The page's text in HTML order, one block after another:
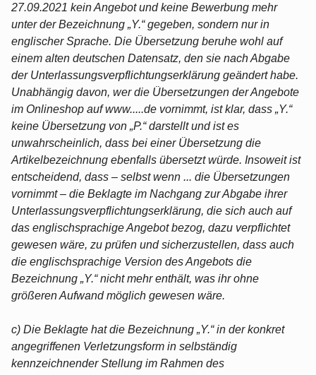
27.09.2021 kein Angebot und keine Bewerbung mehr
unter der Bezeichnung „Y.“ gegeben, sondern nur in
englischer Sprache. Die Übersetzung beruhe wohl auf
einem alten deutschen Datensatz, den sie nach Abgabe
der Unterlassungsverpflichtungserklärung geändert habe.
Unabhängig davon, wer die Übersetzungen der Angebote
im Onlineshop auf www.....de vornimmt, ist klar, dass „Y.“
keine Übersetzung von „P.“ darstellt und ist es
unwahrscheinlich, dass bei einer Übersetzung die
Artikelbezeichnung ebenfalls übersetzt würde. Insoweit ist
entscheidend, dass – selbst wenn ... die Übersetzungen
vornimmt – die Beklagte im Nachgang zur Abgabe ihrer
Unterlassungsverpflichtungserklärung, die sich auch auf
das englischsprachige Angebot bezog, dazu verpflichtet
gewesen wäre, zu prüfen und sicherzustellen, dass auch
die englischsprachige Version des Angebots die
Bezeichnung „Y.“ nicht mehr enthält, was ihr ohne
größeren Aufwand möglich gewesen wäre.
c) Die Beklagte hat die Bezeichnung „Y.“ in der konkret
angegriffenen Verletzungsform in selbständig
kennzeichnender Stellung im Rahmen des